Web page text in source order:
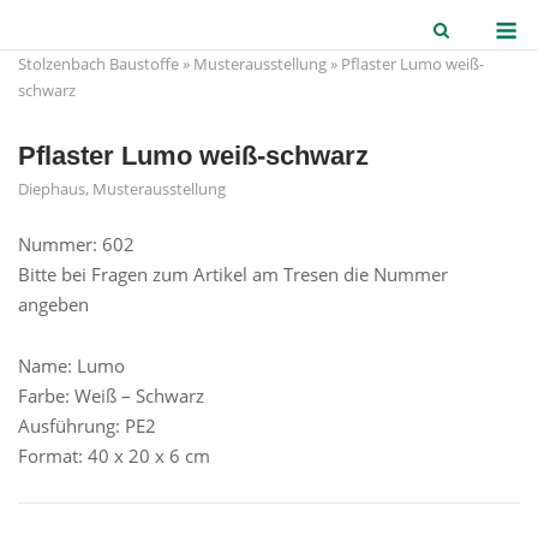
to
content
Stolzenbach Baustoffe » Musterausstellung » Pflaster Lumo weiß-
schwarz
Pflaster Lumo weiß-schwarz
Diephaus, Musterausstellung
Nummer: 602
Bitte bei Fragen zum Artikel am Tresen die Nummer
angeben
Name: Lumo
Farbe: Weiß – Schwarz
Ausführung: PE2
Format: 40 x 20 x 6 cm